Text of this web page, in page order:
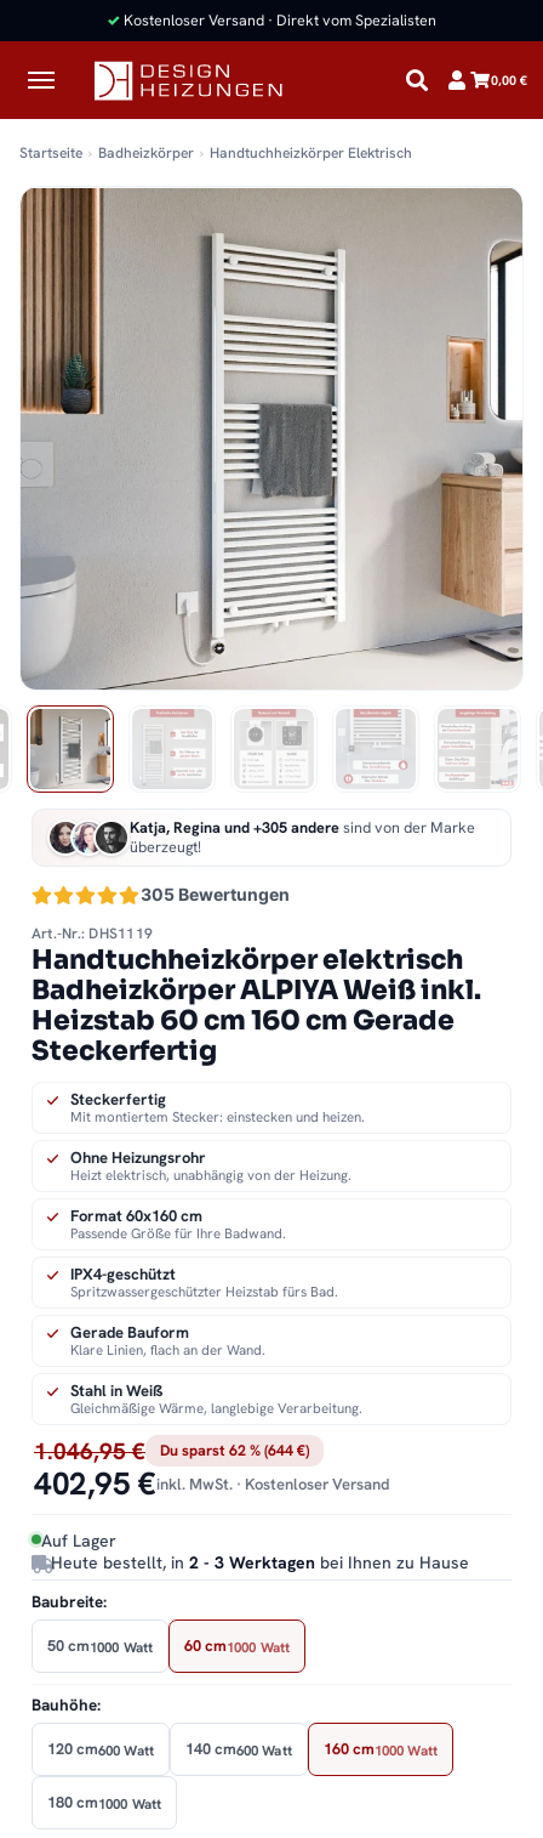
✓ Kostenloser Versand · Direkt vom Spezialisten
0,00 €
Startseite Badheizkörper Handtuchheizkörper Elektrisch
305 Bewertungen
Katja, Regina und +305 anderesind von der Marke
überzeugt!
Art.-Nr.: DHS1119
Handtuchheizkörper elektrisch
Badheizkörper ALPIYA Weiß inkl.
Heizstab 60 cm 160 cm Gerade
Steckerfertig
1.046,95 € Du sparst 62 % (644 €)
402,95 €inkl. MwSt. · Kostenloser Versand
Auf Lager
Heute bestellt, in 2 - 3 Werktagen bei Ihnen zu Hause
Steckerfertig
Mit montiertem Stecker: einstecken und heizen.
Ohne Heizungsrohr
Heizt elektrisch, unabhängig von der Heizung.
Format 60x160 cm
Passende Größe für Ihre Badwand.
IPX4-geschützt
Spritzwassergeschützter Heizstab fürs Bad.
Gerade Bauform
Klare Linien, flach an der Wand.
Stahl in Weiß
Gleichmäßige Wärme, langlebige Verarbeitung.
Baubreite:
50 cm1000 Watt 60 cm1000 Watt
Bauhöhe:
120 cm600 Watt 140 cm600 Watt 160 cm1000 Watt
180 cm1000 Watt